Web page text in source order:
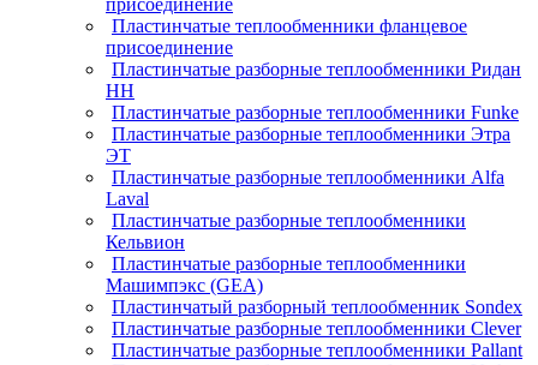
присоединение
Пластинчатые теплообменники фланцевое
присоединение
Пластинчатые разборные теплообменники Ридан
НН
Пластинчатые разборные теплообменники Funke
Пластинчатые разборные теплообменники Этра
ЭТ
Пластинчатые разборные теплообменники Alfa
Laval
Пластинчатые разборные теплообменники
Кельвион
Пластинчатые разборные теплообменники
Машимпэкс (GEA)
Пластинчатый разборный теплообменник Sondex
Пластинчатые разборные теплообменники Clever
Пластинчатые разборные теплообменники Pallant